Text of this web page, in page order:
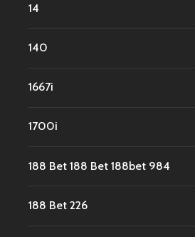
14
140
1667i
1700i
188 Bet 188 Bet 188bet 984
188 Bet 226